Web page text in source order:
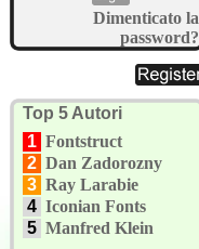
Dimenticato la
password?
Top 5 Autori
1 Fontstruct
2 Dan Zadorozny
3 Ray Larabie
4 Iconian Fonts
5 Manfred Klein